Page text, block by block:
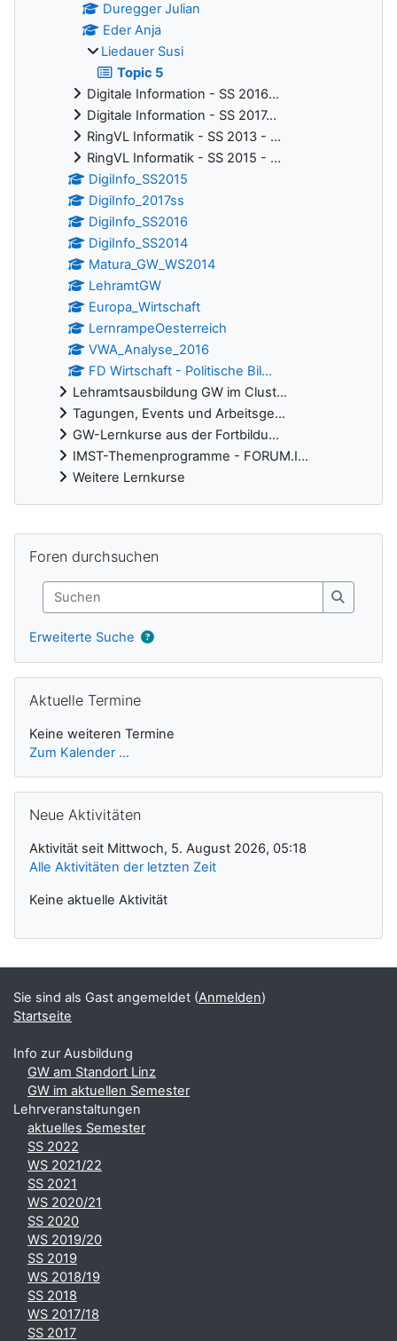
Duregger Julian
Eder Anja
Liedauer Susi
Topic 5
Digitale Information - SS 2016...
Digitale Information - SS 2017...
RingVL Informatik - SS 2013 - ...
RingVL Informatik - SS 2015 - ...
DigiInfo_SS2015
DigiInfo_2017ss
DigiInfo_SS2016
DigiInfo_SS2014
Matura_GW_WS2014
LehramtGW
Europa_Wirtschaft
LernrampeOesterreich
VWA_Analyse_2016
FD Wirtschaft - Politische Bil...
Lehramtsausbildung GW im Clust...
Tagungen, Events und Arbeitsge...
GW-Lernkurse aus der Fortbildu...
IMST-Themenprogramme - FORUM.I...
Weitere Lernkurse
Foren durchsuchen
Suchen
Suchen
Erweiterte Suche
Aktuelle Termine
Keine weiteren Termine
Zum Kalender ...
Neue Aktivitäten
Aktivität seit Mittwoch, 5. August 2026, 05:18
Alle Aktivitäten der letzten Zeit
Keine aktuelle Aktivität
Sie sind als Gast angemeldet (Anmelden)
Startseite
Info zur Ausbildung
GW am Standort Linz
GW im aktuellen Semester
Lehrveranstaltungen
aktuelles Semester
SS 2022
WS 2021/22
SS 2021
WS 2020/21
SS 2020
WS 2019/20
SS 2019
WS 2018/19
SS 2018
WS 2017/18
SS 2017